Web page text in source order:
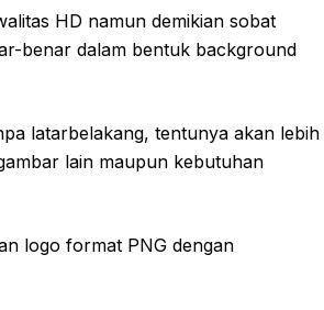
HD namun demikian sobat
benar dalam bentuk background
latarbelakang, tentunya akan lebih
lain maupun kebutuhan
logo format PNG dengan